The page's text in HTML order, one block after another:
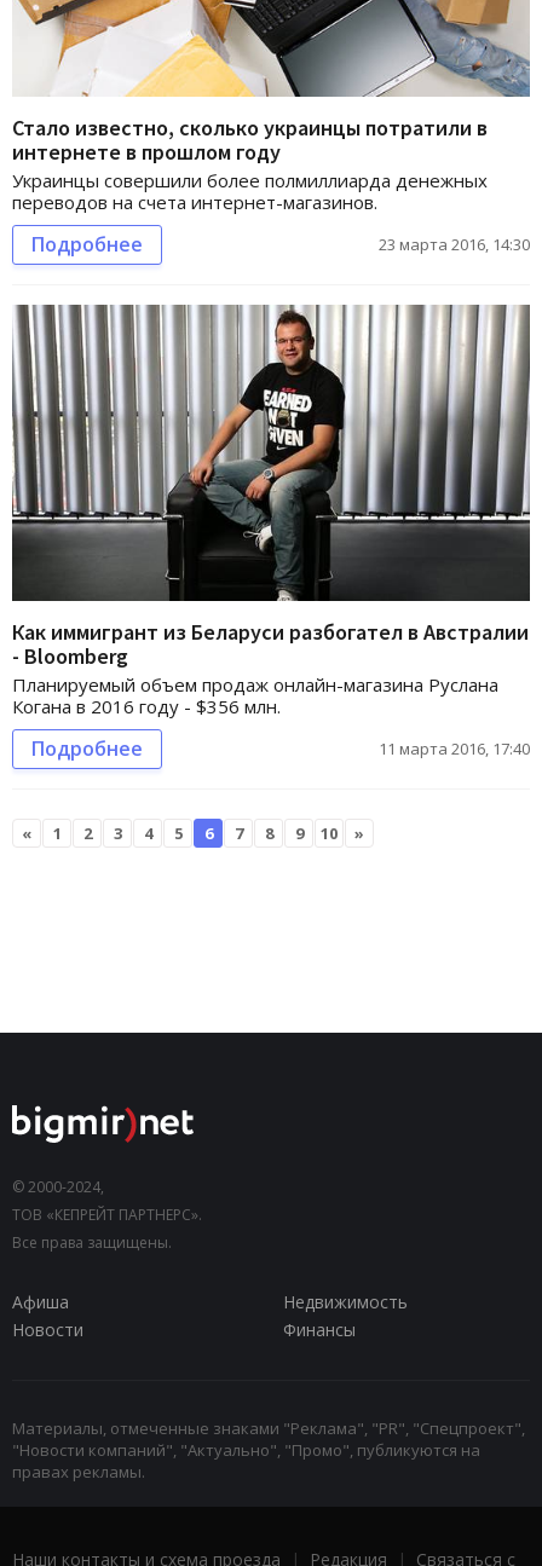
Стало известно, сколько украинцы потратили в
интернете в прошлом году
Украинцы совершили более полмиллиарда денежных
переводов на счета интернет-магазинов.
Подробнее 23 марта 2016, 14:30
Как иммигрант из Беларуси разбогател в Австралии
- Bloomberg
Планируемый объем продаж онлайн-магазина Руслана
Когана в 2016 году - $356 млн.
Подробнее 11 марта 2016, 17:40
« 1 2 3 4 5 6 7 8 9 10 »
© 2000-2024,
ТОВ «КЕПРЕЙТ ПАРТНЕРС».
Все права защищены.
Афиша
Недвижимость
Новости
Финансы
Материалы, отмеченные знаками "Реклама", "PR", "Спецпроект",
"Новости компаний", "Актуально", "Промо", публикуются на
правах рекламы.
Наши контакты и схема проезда | Редакция | Связаться с